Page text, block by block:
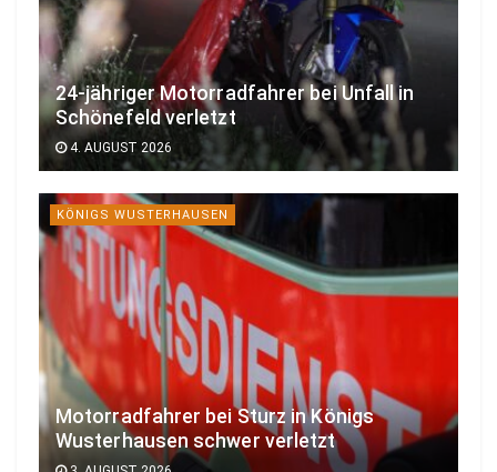
24-jähriger Motorradfahrer bei Unfall in
Schönefeld verletzt
4. AUGUST 2026
KÖNIGS WUSTERHAUSEN
Motorradfahrer bei Sturz in Königs
Wusterhausen schwer verletzt